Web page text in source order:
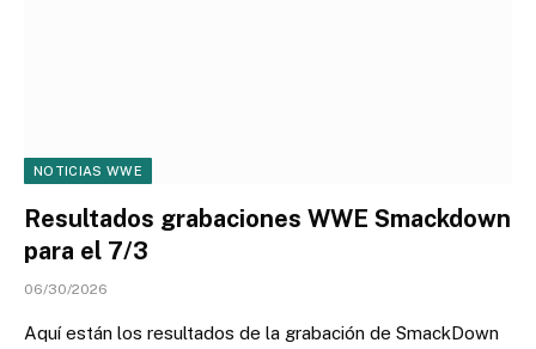
NOTICIAS WWE
Resultados grabaciones WWE Smackdown
para el 7/3
06/30/2026
Aquí están los resultados de la grabación de SmackDown